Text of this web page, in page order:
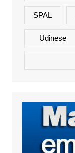
SPAL
Udinese